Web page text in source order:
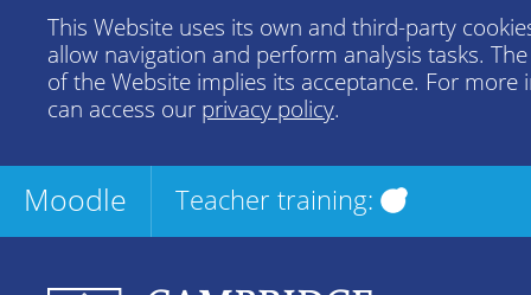
This Website uses its own and third-party
allow navigation and perform analysis tasks.
of the Website implies its acceptance. For more
can access our privacy policy.
Moodle Teacher training: